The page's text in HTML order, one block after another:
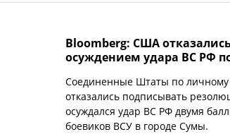
Bloomberg: США
осуждением удара ВС РФ
Соединенные Штаты по
отказались подписывать
осуждался удар ВС РФ двумя
боевиков ВСУ в городе Сумы.